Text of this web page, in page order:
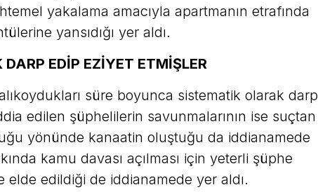
yakalama amacıyla apartmanın etrafında
yansıdığı yer aldı.
EDİP EZİYET ETMİŞLER
süre boyunca sistematik olarak darp
edilen şüphelilerin savunmalarının ise suçtan
yönünde kanaatin oluştuğu da iddianamede
kamu davası açılması için yeterli şüphe
edildiği de iddianamede yer aldı.